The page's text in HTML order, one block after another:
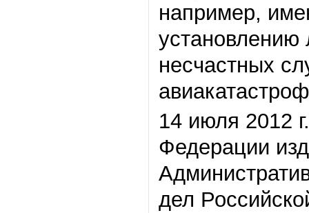
например,
установлению
несчастных
14 июля 2012
Федерации
дел